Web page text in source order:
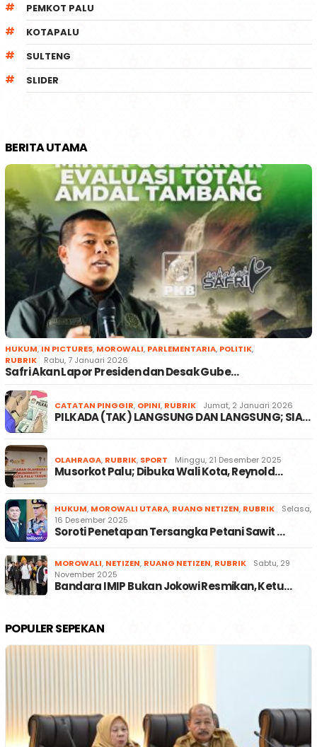
PEMKOT PALU
KOTAPALU
SULTENG
SLIDER
BERITA UTAMA
HUKUM, IN PICTURES, MOROWALI, PARLEMENTARIA, POLITIK,
RUBRIK
Rabu, 7 Januari 2026
Safri Akan Lapor Presiden dan Desak Gube…
CATATAN PINGGIR, OPINI, RUBRIK Jumat, 2 Januari 2026
PILKADA (TAK) LANGSUNG DAN LANGSUNG; SIA…
OLAHRAGA, RUBRIK, SPORT Minggu, 21 Desember 2025
Musorkot Palu; Dibuka Wali Kota, Reynold…
HUKUM, MOROWALI UTARA, RUANG NETIZEN, RUBRIK
Selasa,
16 Desember 2025
Soroti Penetapan Tersangka Petani Sawit …
MOROWALI, NETIZEN, RUANG NETIZEN, RUBRIK
Sabtu, 29
November 2025
Bandara IMIP Bukan Jokowi Resmikan, Ketu…
POPULER SEPEKAN